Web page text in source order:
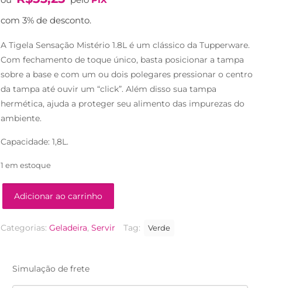
era:
R$95,90.R$54,90.
com 3% de desconto.
A Tigela Sensação Mistério 1.8L é um clássico da Tupperware.
Com fechamento de toque único, basta posicionar a tampa
sobre a base e com um ou dois polegares pressionar o centro
da tampa até ouvir um “click”. Além disso sua tampa
hermética, ajuda a proteger seu alimento das impurezas do
ambiente.
Capacidade: 1,8L.
1 em estoque
Adicionar ao carrinho
Categorias: Geladeira, Servir Tag: Verde
Simulação de frete